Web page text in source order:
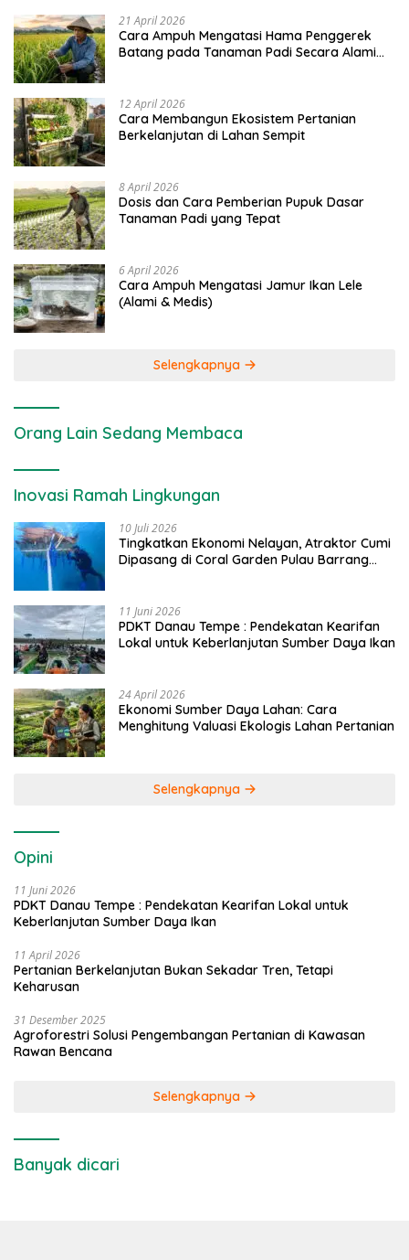
21 April 2026
Cara Ampuh Mengatasi Hama Penggerek
Batang pada Tanaman Padi Secara Alami
12 April 2026
Cara Membangun Ekosistem Pertanian
Berkelanjutan di Lahan Sempit
8 April 2026
Dosis dan Cara Pemberian Pupuk Dasar
Tanaman Padi yang Tepat
6 April 2026
Cara Ampuh Mengatasi Jamur Ikan Lele
(Alami & Medis)
Selengkapnya
Orang Lain Sedang Membaca
Inovasi Ramah Lingkungan
10 Juli 2026
Tingkatkan Ekonomi Nelayan, Atraktor Cumi
Dipasang di Coral Garden Pulau Barrang
11 Juni 2026
PDKT Danau Tempe : Pendekatan Kearifan
Lokal untuk Keberlanjutan Sumber Daya Ikan
24 April 2026
Ekonomi Sumber Daya Lahan: Cara
Menghitung Valuasi Ekologis Lahan Pertanian
Selengkapnya
Opini
11 Juni 2026
PDKT Danau Tempe : Pendekatan Kearifan Lokal untuk
Keberlanjutan Sumber Daya Ikan
11 April 2026
Pertanian Berkelanjutan Bukan Sekadar Tren, Tetapi
Keharusan
31 Desember 2025
Agroforestri Solusi Pengembangan Pertanian di Kawasan
Rawan Bencana
Selengkapnya
Banyak dicari